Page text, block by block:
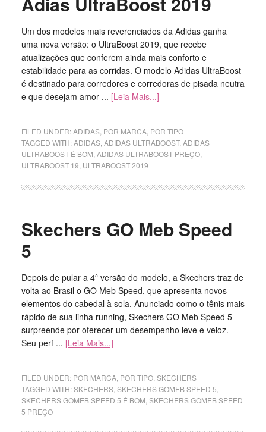
Um dos modelos mais reverenciados da Adidas ganha
uma nova versão: o UltraBoost 2019, que recebe
atualizações que conferem ainda mais conforto e
estabilidade para as corridas. O modelo Adidas UltraBoost
é destinado para corredores e corredoras de pisada neutra
e que desejam amor ... [Leia Mais...]
FILED UNDER:ADIDAS, POR MARCA, POR TIPO
TAGGED WITH:ADIDAS, ADIDAS ULTRABOOST, ADIDAS
ULTRABOOST É BOM ADIDAS ULTRABOOST PREÇO,
ULTRABOOST 19 ULTRABOOST 2019
Skechers GO Meb Speed
5
Depois de pular a 4ª versão do modelo, a Skechers traz de
volta ao Brasil o GO Meb Speed, que apresenta novos
elementos do cabedal à sola. Anunciado como o tênis mais
rápido de sua linha running, Skechers GO Meb Speed 5
surpreende por oferecer um desempenho leve e veloz.
Seu perf ... [Leia Mais...]
FILED UNDER: POR MARCA, POR TIPO, SKECHERS
TAGGED WITH:SKECHERS, SKECHERS GOMEB SPEED 5
SKECHERS GOMEB SPEED 5 É BOM SKECHERS GOMEB SPEED
5 PREÇO